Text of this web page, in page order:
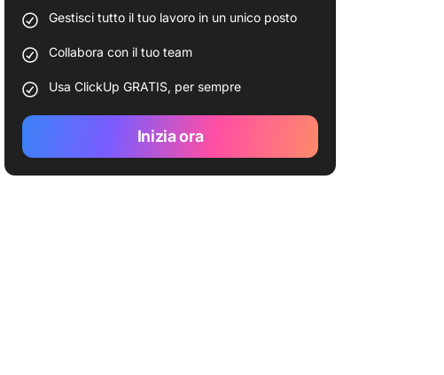
Gestisci tutto il tuo lavoro in un unico posto
Collabora con il tuo team
Usa ClickUp GRATIS, per sempre
Inizia ora